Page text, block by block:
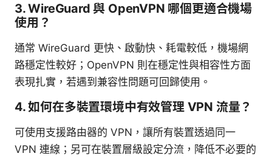
3. WireGuard 與 OpenVPN 哪個更適合機場
使用？
通常 WireGuard 更快、啟動快、耗電較低，機場網
路穩定性較好；OpenVPN 則在穩定性與相容性方面
表現扎實，若遇到兼容性問題可回歸使用。
4. 如何在多裝置環境中有效管理 VPN 流量？
可使用支援路由器的 VPN，讓所有裝置透過同一
VPN 連線；另可在裝置層級設定分流，降低不必要的